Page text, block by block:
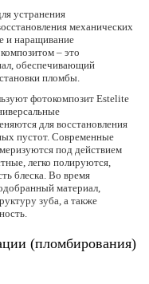
устранения
механических
и наращивание
– это
обеспечивающий
пломбы.
фотокомпозит Estelite
для восстановления
пустот. Современные
под действием
легко полируются,
блеска. Во время
материал,
зуба, а также
(пломбирования)